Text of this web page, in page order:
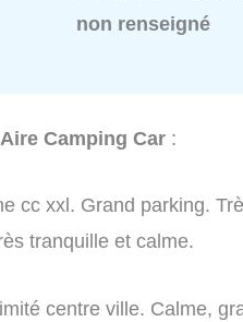
non renseigné
Aire Camping Car :
cc xxl. Grand parking.
tranquille et calme.
centre ville. Calme,